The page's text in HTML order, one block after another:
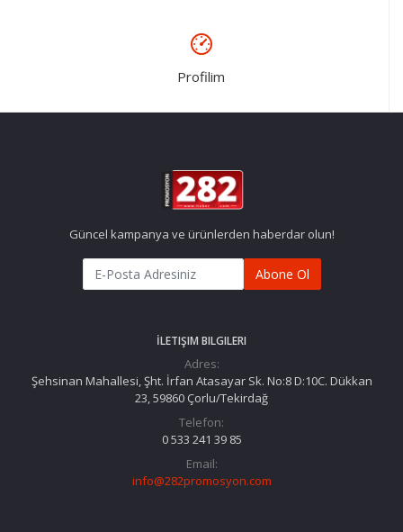
Profilim
Güncel kampanya ve ürünlerden haberdar olun!
Abone Ol
İLETIŞIM BILGILERI
Adres:
Şehsinan Mahallesi, Şht. İrfan Atasayar Sk. No:8 D:10C. Dükkan
23, 59860 Çorlu/Tekirdağ
Telefon:
0 533 241 39 85
Email:
info@282promosyon.com